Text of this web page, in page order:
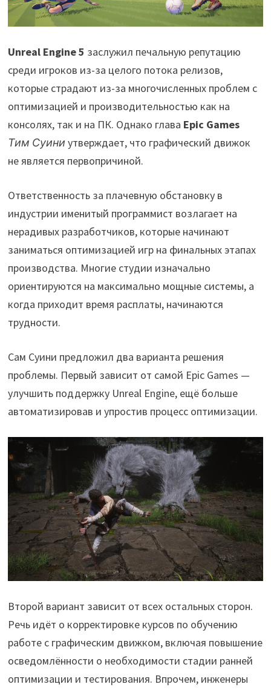
Unreal Engine 5 заслужил печальную репутацию
среди игроков из-за целого потока релизов,
которые страдают из-за многочисленных проблем с
оптимизацией и производительностью как на
консолях, так и на ПК. Однако глава Epic Games
Тим Суини утверждает, что графический движок
не является первопричиной.
Ответственность за плачевную обстановку в
индустрии именитый программист возлагает на
нерадивых разработчиков, которые начинают
заниматься оптимизацией игр на финальных этапах
производства. Многие студии изначально
ориентируются на максимально мощные системы, а
когда приходит время расплаты, начинаются
трудности.
Сам Суини предложил два варианта решения
проблемы. Первый зависит от самой Epic Games —
улучшить поддержку Unreal Engine, ещё больше
автоматизировав и упростив процесс оптимизации.
Второй вариант зависит от всех остальных сторон.
Речь идёт о корректировке курсов по обучению
работе с графическим движком, включая повышение
осведомлённости о необходимости стадии ранней
оптимизации и тестирования. Впрочем, инженеры